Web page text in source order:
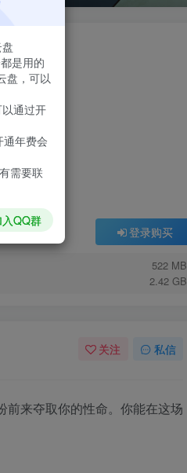
登录购买
522 MB
2.42 GB
关注 私信
前来夺取你的性命。你能在这场
是用的
盘，可以
通过开
年费会
需要联
入QQ群